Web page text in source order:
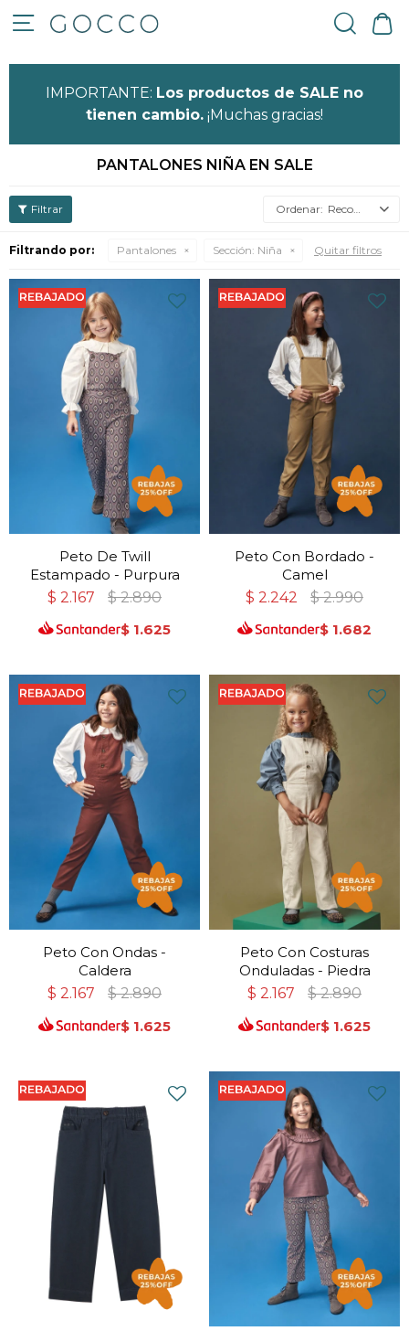

IMPORTANTE: Los productos de SALE no
tienen cambio. ¡Muchas gracias!
PANTALONES NIÑA EN SALE
Recomendados
Filtrando por: Pantalones Sección: Niña Quitar filtros
Peto De Twill
Estampado - Purpura
$ 2.167 $ 2.890
$ 1.625
Peto Con Bordado -
Camel
$ 2.242 $ 2.990
$ 1.682
Peto Con Ondas -
Caldera
$ 2.167 $ 2.890
$ 1.625
Peto Con Costuras
Onduladas - Piedra
$ 2.167 $ 2.890
$ 1.625